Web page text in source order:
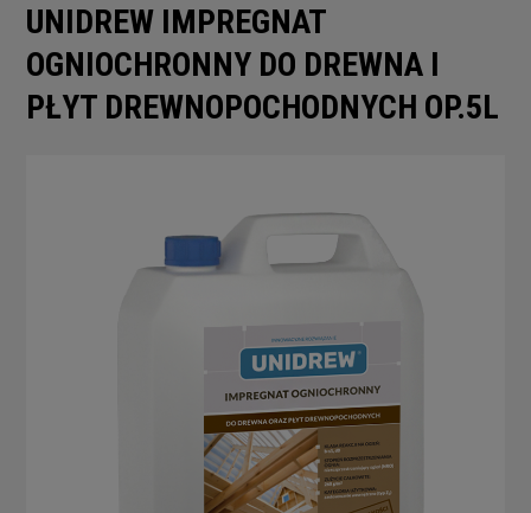
UNIDREW IMPREGNAT
OGNIOCHRONNY DO DREWNA I
PŁYT DREWNOPOCHODNYCH OP.5L